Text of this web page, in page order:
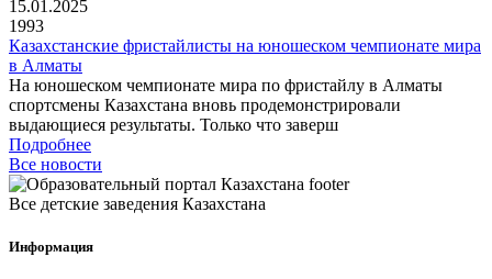
15.01.2025
1993
Казахстанские фристайлисты на юношеском чемпионате мира
в Алматы
На юношеском чемпионате мира по фристайлу в Алматы
спортсмены Казахстана вновь продемонстрировали
выдающиеся результаты. Только что заверш
Подробнее
Все новости
Все детские заведения Казахстана
Информация